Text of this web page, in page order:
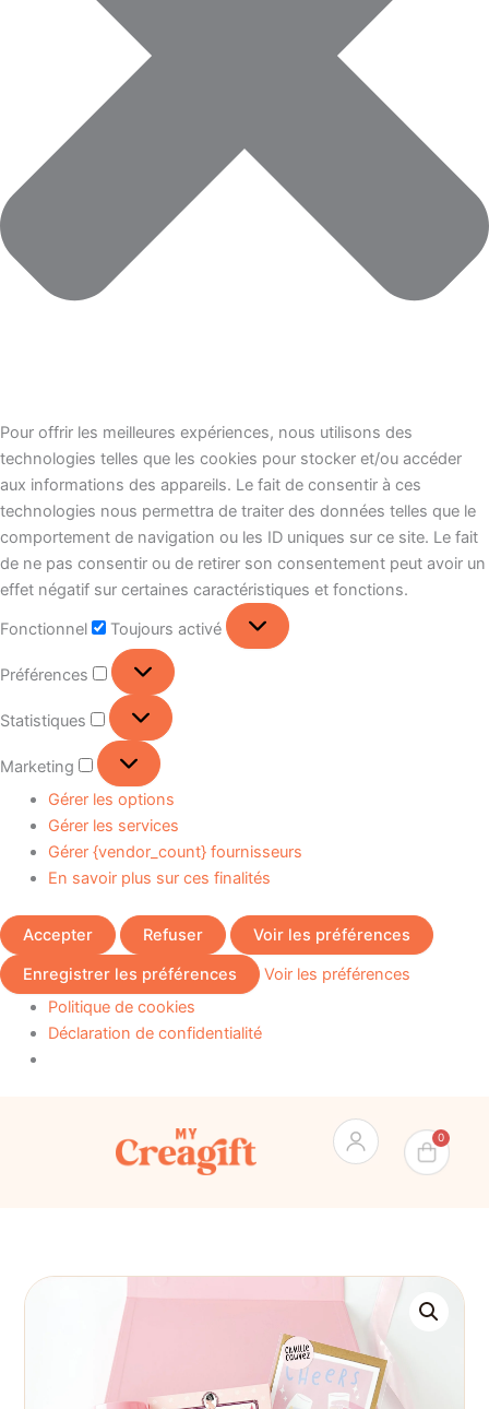
Pour offrir les meilleures expériences, nous utilisons des
technologies telles que les cookies pour stocker et/ou accéder
aux informations des appareils. Le fait de consentir à ces
technologies nous permettra de traiter des données telles que le
comportement de navigation ou les ID uniques sur ce site. Le fait
de ne pas consentir ou de retirer son consentement peut avoir un
effet négatif sur certaines caractéristiques et fonctions.
Fonctionnel
Toujours activé
Préférences
Statistiques
Marketing
Gérer les options
Gérer les services
Gérer {vendor_count} fournisseurs
En savoir plus sur ces finalités
Accepter Refuser
Voir les préférences
Enregistrer les préférences
Voir les préférences
Politique de cookies
Déclaration de confidentialité
0